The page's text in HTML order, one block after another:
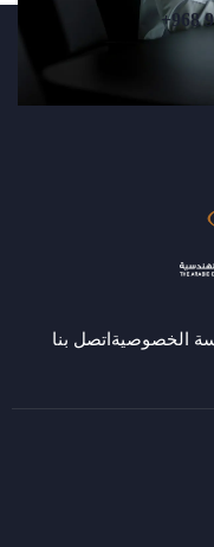
+968
الخصوصيةاتصل بنا